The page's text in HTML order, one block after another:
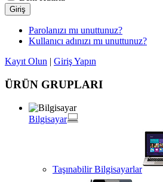
Giriş
Parolanızı mı unuttunuz?
Kullanıcı adınızı mı unuttunuz?
Kayıt Olun | Giriş Yapın
ÜRÜN GRUPLARI
Bilgisayar
Taşınabilir Bilgisayarlar